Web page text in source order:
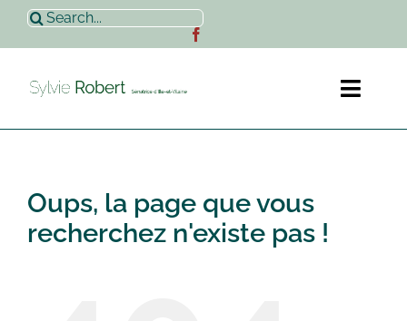
Passer
contenu
Rechercher:
Sylvie Robert
Oups, la page que vous
recherchez n'existe pas !